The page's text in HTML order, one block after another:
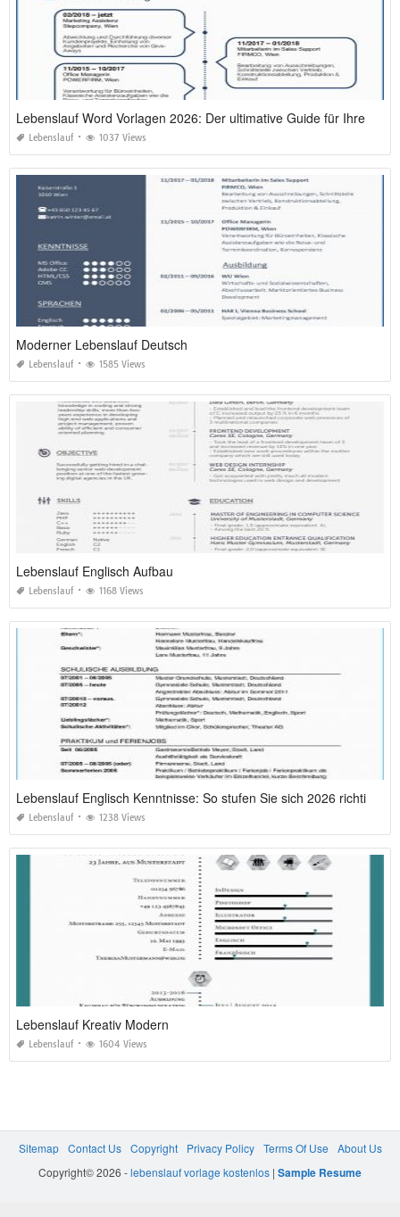
Lebenslauf 1037 Views
Moderner Lebenslauf Deutsch
Lebenslauf 1585 Views
Lebenslauf Englisch Aufbau
Lebenslauf 1168 Views
Lebenslauf 1238 Views
Lebenslauf Kreativ Modern
Lebenslauf 1604 Views
Sitemap Contact Us Copyright Privacy Policy Terms Of Use
About Us
Copyright© 2026 -lebenslauf vorlage kostenlos | Sample Resume